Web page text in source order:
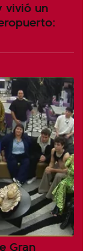
vivió un
Gran